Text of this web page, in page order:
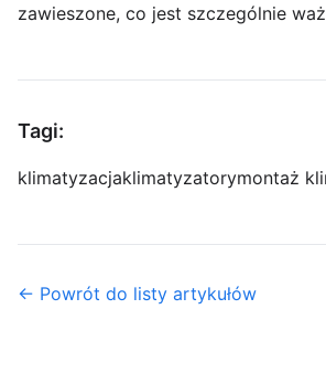
zawieszone, co jest szczególnie
Tagi:
klimatyzacjaklimatyzatorymontaż
← Powrót do listy artykułów